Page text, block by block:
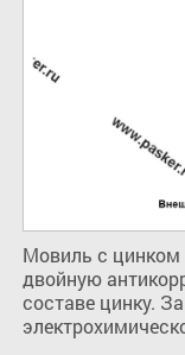
Мовиль с цинком
двойную
составе цинку.